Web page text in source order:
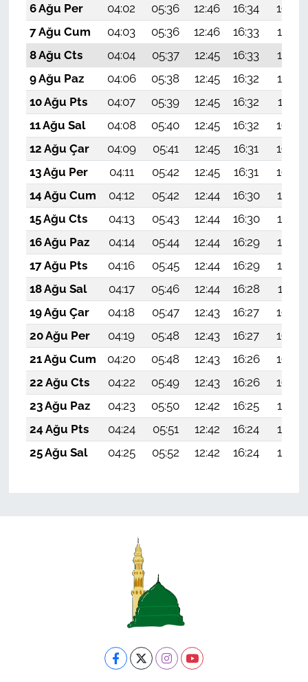
6 Ağu Per
04:02 05:36 12:46 16:34
19:46
7 Ağu Cum
04:03 05:36 12:46 16:33
19:45
8 Ağu Cts
04:04 05:37 12:45 16:33
19:44
9 Ağu Paz
04:06 05:38 12:45 16:32
19:42
10 Ağu Pts
04:07 05:39 12:45 16:32
19:41
11 Ağu Sal
04:08 05:40 12:45 16:32
19:40
12 Ağu Çar
04:09 05:41 12:45 16:31
19:39
13 Ağu Per
04:11 05:42 12:45 16:31
19:38
14 Ağu Cum
04:12 05:42 12:44 16:30
19:37
15 Ağu Cts
04:13 05:43 12:44 16:30
19:35
16 Ağu Paz
04:14 05:44 12:44 16:29
19:34
17 Ağu Pts
04:16 05:45 12:44 16:29
19:33
18 Ağu Sal
04:17 05:46 12:44 16:28
19:31
19 Ağu Çar
04:18 05:47 12:43 16:27
19:30
20 Ağu Per
04:19 05:48 12:43 16:27
19:29
21 Ağu Cum
04:20 05:48 12:43 16:26
19:28
22 Ağu Cts
04:22 05:49 12:43 16:26
19:26
23 Ağu Paz
04:23 05:50 12:42 16:25
19:25
24 Ağu Pts
04:24 05:51 12:42 16:24
19:23
25 Ağu Sal
04:25 05:52 12:42 16:24 19:22